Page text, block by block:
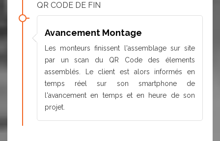
QR CODE DE FIN
Avancement Montage
Les monteurs finissent l'assemblage sur site
par un scan du QR Code des élements
assemblés. Le client est alors informés en
temps réel sur son smartphone de
l'avancement en temps et en heure de son
projet.